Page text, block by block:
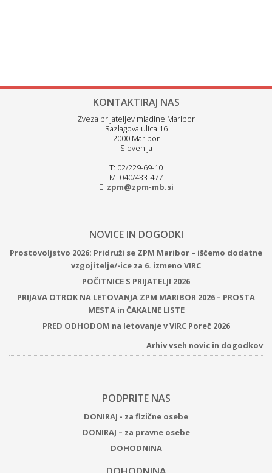
KONTAKTIRAJ NAS
Zveza prijateljev mladine Maribor
Razlagova ulica 16
2000 Maribor
Slovenija
T: 02/229-69-10
M: 040/433-477
E: zpm@zpm-mb.si
NOVICE IN DOGODKI
Prostovoljstvo 2026: Pridruži se ZPM Maribor – iščemo dodatne
vzgojitelje/-ice za 6. izmeno VIRC
POČITNICE S PRIJATELJI 2026
PRIJAVA OTROK NA LETOVANJA ZPM MARIBOR 2026 – PROSTA
MESTA in ČAKALNE LISTE
PRED ODHODOM na letovanje v VIRC Poreč 2026
Arhiv vseh novic in dogodkov
PODPRITE NAS
DONIRAJ - za fizične osebe
DONIRAJ – za pravne osebe
DOHODNINA